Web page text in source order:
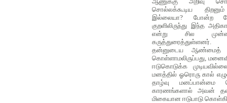
சொல்லக்கூடிய
இல்லையா? போன்ற
குறளிலிருந்து இந்த
என்று சில
கருத்துரைத்துள்ளனர்.
தன்னுடைய ஆண்மைத்
கொள்ளாமலிருப்பது,
ஈடுகொடுக்க
மனத்தில் ஓரொரு கால்
தாழ்வு
காரணங்களால் அவன்
மிகையான ஈடுபாடு